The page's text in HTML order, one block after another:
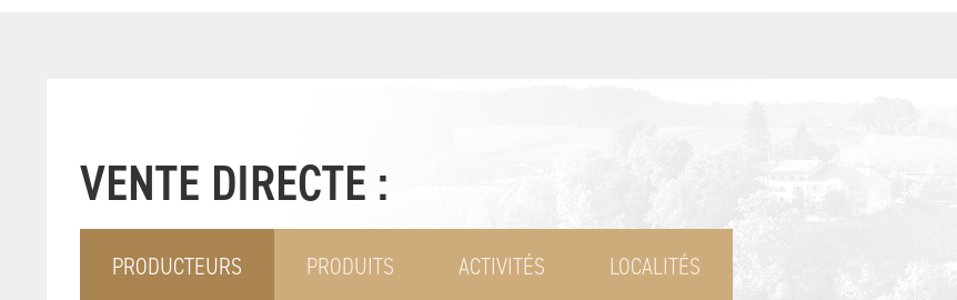
VENTE DIRECTE :
PRODUCTEURS PRODUITS ACTIVITÉS LOCALITÉS